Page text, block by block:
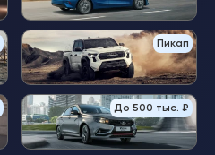
Пикап
До 500 тыс. ₽